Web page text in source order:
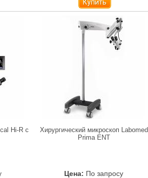
Купить
Hi-R с
Хирургический микроскоп Labomed
Prima ENT
Цена: По запросу